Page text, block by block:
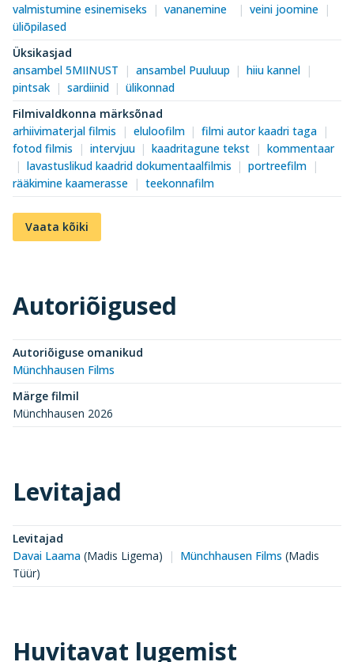
valmistumine esinemiseks
vananemine
veini joomine
üliõpilased
Üksikasjad
ansambel 5MIINUST
ansambel Puuluup
hiiu kannel
pintsak
sardiinid
ülikonnad
Filmivaldkonna märksõnad
arhiivimaterjal filmis
eluloofilm
filmi autor kaadri taga
fotod filmis
intervjuu kaadritagune tekst
kommentaar
lavastuslikud kaadrid dokumentaalfilmis
portreefilm
rääkimine kaamerasse
teekonnafilm
Vaata kõiki
Autoriõigused
Autoriõiguse omanikud
Münchhausen Films
Märge filmil
Münchhausen 2026
Levitajad
Levitajad
Davai Laama (Madis Ligema) Münchhausen Films (Madis
Tüür)
Huvitavat lugemist